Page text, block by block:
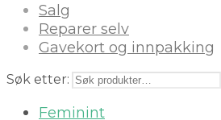
Salg
Reparer selv
Gavekort og innpakking
Søk etter:
Feminint